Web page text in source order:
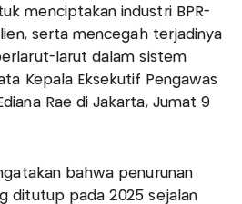
menciptakan industri BPR-
serta mencegah terjadinya
larut dalam sistem
Kepala Eksekutif Pengawas
Rae di Jakarta, Jumat 9
bahwa penurunan
ditutup pada 2025 sejalan